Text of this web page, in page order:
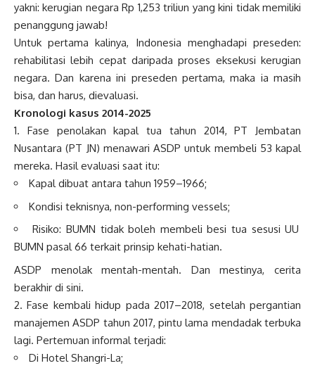
yakni: kerugian negara Rp 1,253 triliun yang kini tidak memiliki
penanggung jawab!
Untuk pertama kalinya, Indonesia menghadapi preseden:
rehabilitasi lebih cepat daripada proses eksekusi kerugian
negara. Dan karena ini preseden pertama, maka ia masih
bisa, dan harus, dievaluasi.
Kronologi kasus 2014-2025
1. Fase penolakan kapal tua tahun 2014, PT Jembatan
Nusantara (PT JN) menawari ASDP untuk membeli 53 kapal
mereka. Hasil evaluasi saat itu:
Kapal dibuat antara tahun 1959–1966;
Kondisi teknisnya, non-performing vessels;
Risiko: BUMN tidak boleh membeli besi tua sesusi UU
BUMN pasal 66 terkait prinsip kehati-hatian.
ASDP menolak mentah-mentah. Dan mestinya, cerita
berakhir di sini.
2. Fase kembali hidup pada 2017–2018, setelah pergantian
manajemen ASDP tahun 2017, pintu lama mendadak terbuka
lagi. Pertemuan informal terjadi:
Di Hotel Shangri-La;